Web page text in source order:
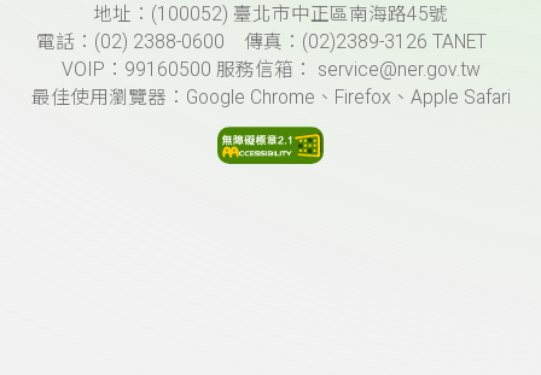
頁尾資訊地址：(100052) 臺北市中正區南海路45號
電話：(02) 2388-0600 傳真：(02)2389-3126 TANET
VOIP：99160500 服務信箱： service@ner.gov.tw
最佳使用瀏覽器：Google Chrome、Firefox、Apple Safari